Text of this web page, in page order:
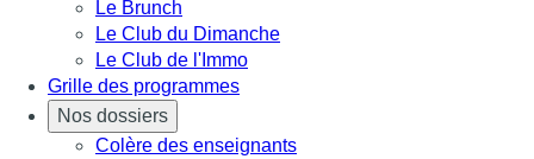
Le Brunch
Le Club du Dimanche
Le Club de l'Immo
Grille des programmes
Nos dossiers
Colère des enseignants